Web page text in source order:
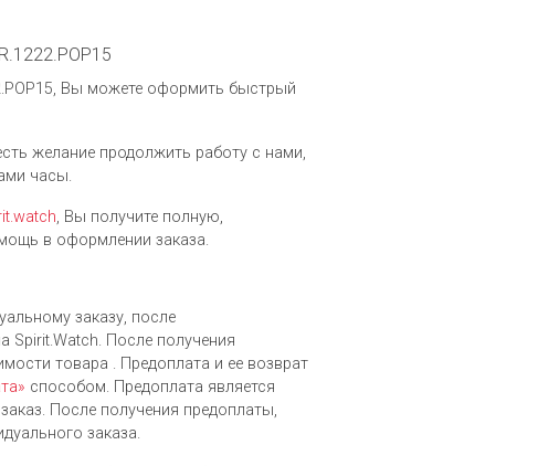
Вы можете оформить быстрый
желание продолжить работу с нами,
часы.
, Вы получите полную,
в оформлении заказа.
заказу, после
Spirit.Watch. После получения
товара . Предоплата и ее возврат
способом. Предоплата является
После получения предоплаты,
заказа.